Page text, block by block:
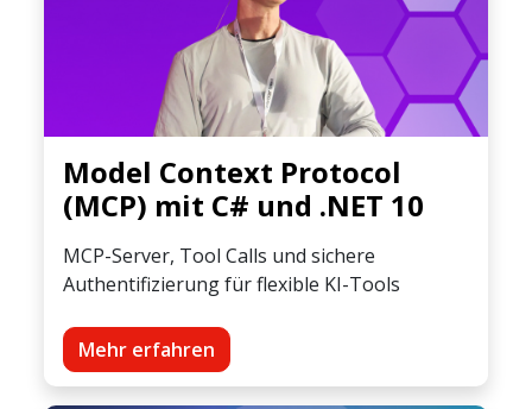
Model Context Protocol
(MCP) mit C# und .NET 10
MCP-Server, Tool Calls und sichere
Authentifizierung für flexible KI-Tools
Mehr erfahren